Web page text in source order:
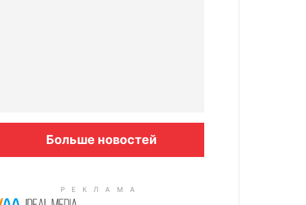
Больше новостей